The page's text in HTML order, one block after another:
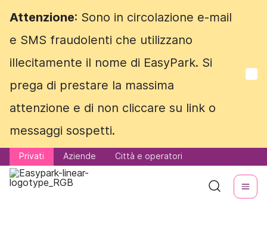
Attenzione: Sono in circolazione e-mail
e SMS fraudolenti che utilizzano
illecitamente il nome di EasyPark. Si
prega di prestare la massima
attenzione e di non cliccare su link o
messaggi sospetti.
Privati Aziende Città e operatori
Attenzione: Sono in circolazione e-mail
e SMS fraudolenti che utilizzano
illecitamente il nome di EasyPark. Si
prega di prestare la massima
attenzione e di non cliccare su link o
messaggi sospetti.
Privati Aziende Città e operatori